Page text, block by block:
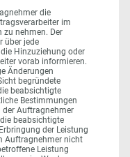
die
im
zu nehmen. Der
über jede
Hinzuziehung oder
vorab informieren.
Änderungen
begründete
beabsichtigte
Bestimmungen
der Auftragnehmer
beabsichtigte
der Leistung
Auftragnehmer nicht
Leistung